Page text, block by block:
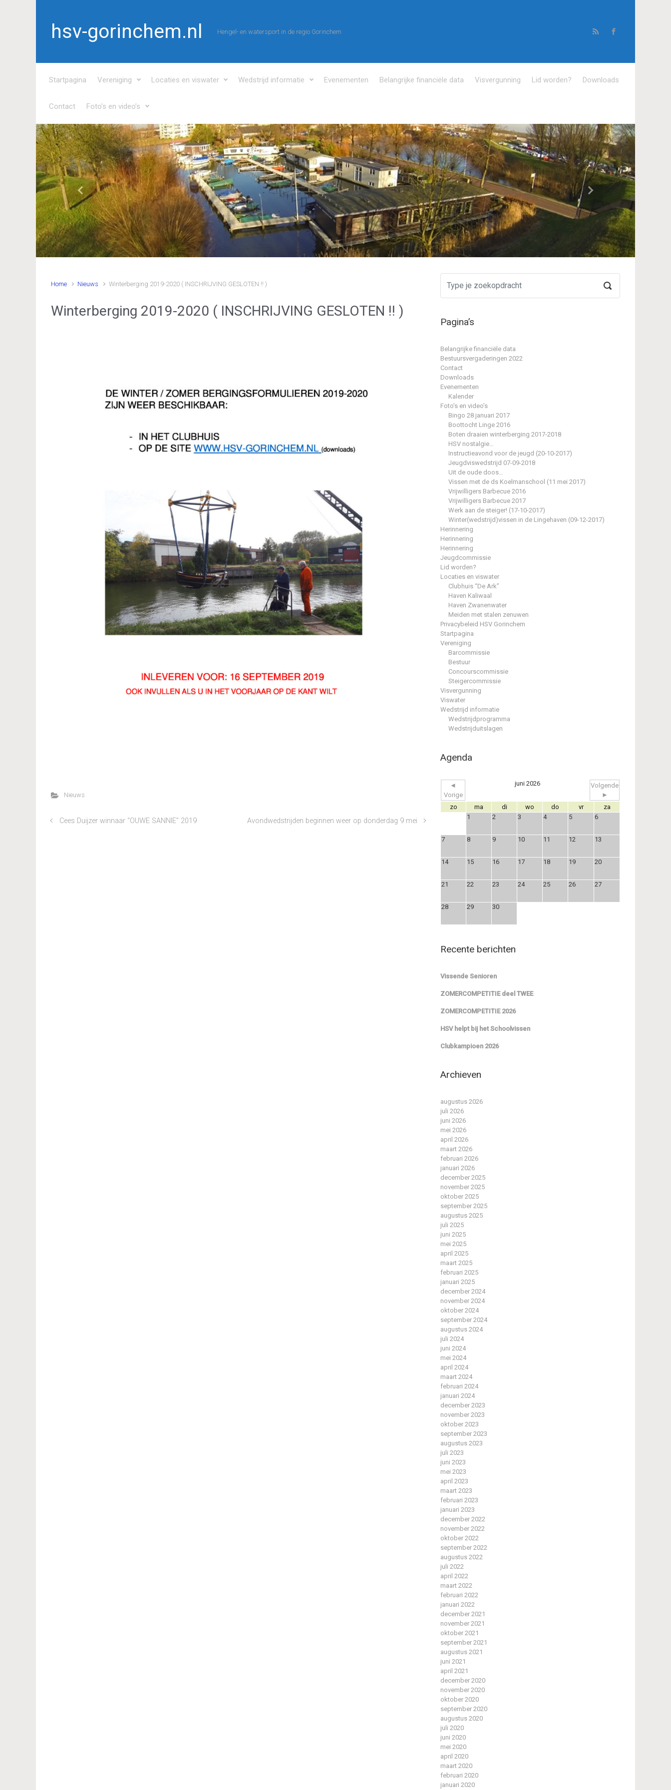
hsv-gorinchem.nl Hengel- en watersport in de regio Gorinchem
Startpagina Vereniging Locaties en viswater Wedstrijd informatie Evenementen Belangrijke financiële data Visvergunning Lid worden? Downloads
Contact Foto’s en video’s
Vorige Volgende
Home Nieuws Winterberging 2019-2020 ( INSCHRIJVING GESLOTEN !! )
Winterberging 2019-2020 ( INSCHRIJVING GESLOTEN !! )
Nieuws
Cees Duijzer winnaar “OUWE SANNIE” 2019 Avondwedstrijden beginnen weer op donderdag 9 mei
Pagina’s
Belangrijke financiële data
Bestuursvergaderingen 2022
Contact
Downloads
Evenementen
Kalender
Foto’s en video’s
Bingo 28 januari 2017
Boottocht Linge 2016
Boten draaien winterberging 2017-2018
HSV nostalgie…
Instructieavond voor de jeugd (20-10-2017)
Jeugdviswedstrijd 07-09-2018
Uit de oude doos…
Vissen met de ds Koelmanschool (11 mei 2017)
Vrijwilligers Barbecue 2016
Vrijwilligers Barbecue 2017
Werk aan de steiger! (17-10-2017)
Winter(wedstrijd)vissen in de Lingehaven (09-12-2017)
Herinnering
Herinnering
Herinnering
Jeugdcommissie
Lid worden?
Locaties en viswater
Clubhuis “De Ark”
Haven Kaliwaal
Haven Zwanenwater
Meiden met stalen zenuwen
Privacybeleid HSV Gorinchem
Startpagina
Vereniging
Barcommissie
Bestuur
Concourscommissie
Steigercommissie
Visvergunning
Viswater
Wedstrijd informatie
Wedstrijdprogramma
Wedstrijduitslagen
Agenda
◄
Vorige
juni 2026
Volgende
►
zo
ma di wo do vr
za
1
2 3 4 5 6
7 8 9 10 11 12 13
14 15 16 17 18 19 20
21 22 23 24 25 26 27
28 29 30
Recente berichten
Vissende Senioren
ZOMERCOMPETITIE deel TWEE
ZOMERCOMPETITIE 2026
HSV helpt bij het Schoolvissen
Clubkampioen 2026
Archieven
augustus 2026
juli 2026
juni 2026
mei 2026
april 2026
maart 2026
februari 2026
januari 2026
december 2025
november 2025
oktober 2025
september 2025
augustus 2025
juli 2025
juni 2025
mei 2025
april 2025
maart 2025
februari 2025
januari 2025
december 2024
november 2024
oktober 2024
september 2024
augustus 2024
juli 2024
juni 2024
mei 2024
april 2024
maart 2024
februari 2024
januari 2024
december 2023
november 2023
oktober 2023
september 2023
augustus 2023
juli 2023
juni 2023
mei 2023
april 2023
maart 2023
februari 2023
januari 2023
december 2022
november 2022
oktober 2022
september 2022
augustus 2022
juli 2022
april 2022
maart 2022
februari 2022
januari 2022
december 2021
november 2021
oktober 2021
september 2021
augustus 2021
juni 2021
april 2021
december 2020
november 2020
oktober 2020
september 2020
augustus 2020
juli 2020
juni 2020
mei 2020
april 2020
maart 2020
februari 2020
januari 2020